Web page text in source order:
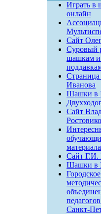
Играть в
онлайн
Сайт
Суровый
шашкам
Иванова
Шашки в
Сайт
Сайт Г.И.
Шашки в
Городское
Санкт-